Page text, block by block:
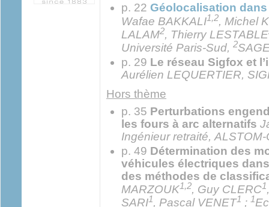
p. 22 Géolocalisation
Wafae BAKKALI1,2, Michel
LALAM2, Thierry LESTABLE
Université Paris-Sud, 2
p. 29 Le réseau Sigfox et
Aurélien LEQUERTIER,
Hors thème
p. 35 Perturbations
les fours à arc alternatifs
Ingénieur retraité,
p. 49 Détermination des
véhicules électriques
des méthodes de
MARZOUK1,2, Guy CLERC1
SARI1, Pascal VENET1 ; 1